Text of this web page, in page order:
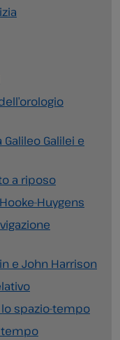
Galilei e
a riposo
Huygens
e John Harrison
spazio-tempo